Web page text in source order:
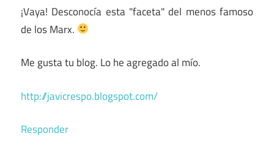
¡Vaya! Desconocía esta "faceta" del menos famoso
de los Marx.
Me gusta tu blog. Lo he agregado al mío.
http://javicrespo.blogspot.com/
Responder